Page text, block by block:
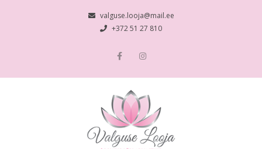
valguse.looja@mail.ee
+372 51 27 810